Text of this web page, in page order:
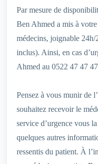
Par mesure de
Ben Ahmed a mis à
médecins, joignable
inclus). Ainsi, en cas
Ahmed au 0522 47 47
Pensez à vous munir de
souhaitez recevoir le
service d’urgence vous
quelques autres
ressentis du patient. À